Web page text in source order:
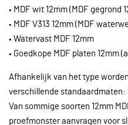
• MDF wit 12mm (MDF gegrond
• MDF V313 12mm (MDF
• Watervast MDF 12mm
• Goedkope MDF platen 12mm
Afhankelijk van het type
verschillende standaardmaten:
Van sommige soorten 12mm
proefmonster aanvragen voor